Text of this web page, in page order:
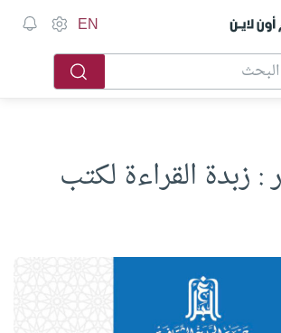
أون لاين EN
: زبدة القراءة لكتب